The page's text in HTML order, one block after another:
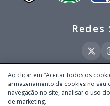
Redes
Este site é operado pela Ventmear
endereço na Avenida Brigadeiro Faria
Município de São Paulo, Estado de São
Ao clicar em “Aceitar todos os
armazenamento de cookies no
navegação no site, analisar o uso
de marketing.